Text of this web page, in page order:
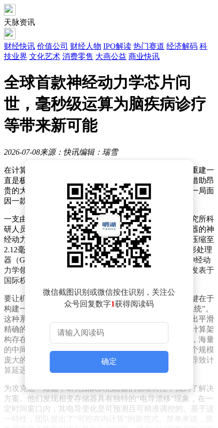
天脉资讯
财经快讯 价值公司 财经人物 IPO解读 热门赛道 经济解码 科
技业界 文化艺术 消费零售 大燕公益 商业快讯
全球首款神经动力学芯片问
世，毫秒级运算为脑疾病诊疗
等带来新可能
2026-07-08来源：快讯编辑：瑞雪
在计算机技术领域，大脑皮层表面复杂沟回褶皱的实时重建一
直是极具挑战性的难题。过去，完成此类复杂运算需要借助昂
贵的大型计算设备，且需离线运算较长时间。如今，这一局面
因一款拇指大小的芯片而彻底改变。
一支由北京大学与中国科学院上海微系统与信息技术研究所科
研人员组成的团队，成功研制出全球首款基于相变忆阻器的神
经动力学系统芯片。该芯片首次将复杂运算的单步时延压缩至
2.12毫秒，在脑皮层重建等任务中，相比当前先进的图形处理
器（GPU），运算速度提升了50至478倍，成功突破了神经动
力学领域长达半个世纪的实时计算瓶颈，相关研究成果发表于
国际权威学术期刊《科学》。
要让机器像人类大脑一样实时建模并理解物理世界，关键在于
构建一种将神经网络与微分方程相结合的“神经动力学系统”。
这种系统能够在数据不完整且存在噪声的情况下，重建出平滑
精确的三维脑结构，具有广阔的应用前景。然而，传统计算架
构存在一个核心问题：存储与计算分离。在求解过程中，海量
的中间变量需要在内存和处理器之间频繁传输，就像一个规模
庞大的数据工厂，大量时间被消耗在数据搬运过程中，导致计
算延迟大、功耗高。
为攻克这一难题，研究团队从忆阻器的物理特性中找到了解决
方案。他们发现相变存储器具有独特的“电导漂移”现象，在一
定时间窗口内，其电导变化是可预测且可精准调控的。基于这
一特性，团队提出了“可控存内计算”的新范式。简单来说，原
微信截图识别或微信按住识别，关注公
众号回复数字1获得阅读码
确定